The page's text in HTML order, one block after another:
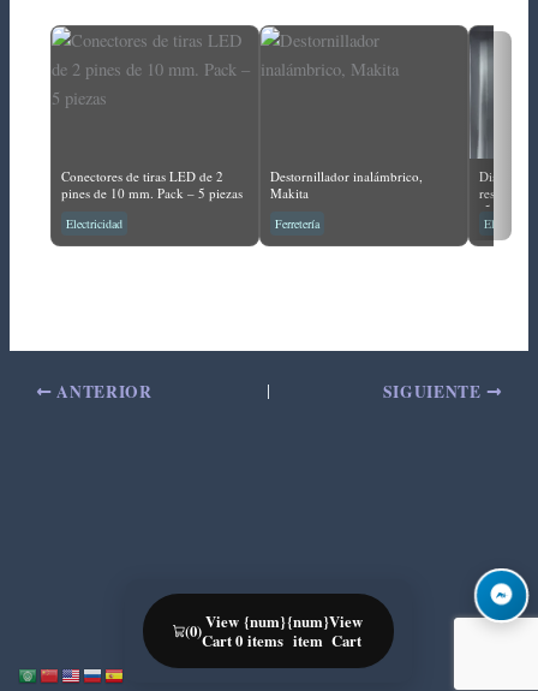
Conectores de tiras LED de 2
pines de 10 mm. Pack – 5 piezas
Electricidad
Destornillador inalámbrico,
Makita
Ferretería
residuos
560 W,
ANTERIOR SIGUIENTE
(0) View
Cart 0
{num}
items
{num}
item
View
Cart